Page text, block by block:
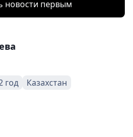
новости первым
год
Казахстан